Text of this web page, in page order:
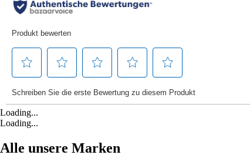
Loading...
Loading...
Alle unsere Marken